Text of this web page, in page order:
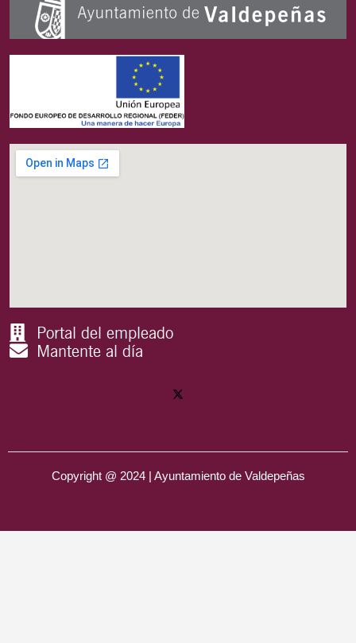
Portal del empleado
Mantente al día
Copyright @ 2024 | Ayuntamiento de Valdepeñas